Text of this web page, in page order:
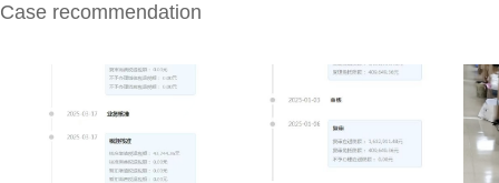
Case recommendation